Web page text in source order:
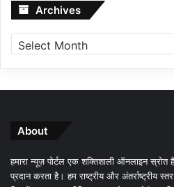
Archives Archives
About
हमारा न्यूज़ पोर्टल एक शक्तिशाली ऑनलाइन स्रोत
प्रदान करता है। हम राष्ट्रीय और अंतर्राष्ट्रीय